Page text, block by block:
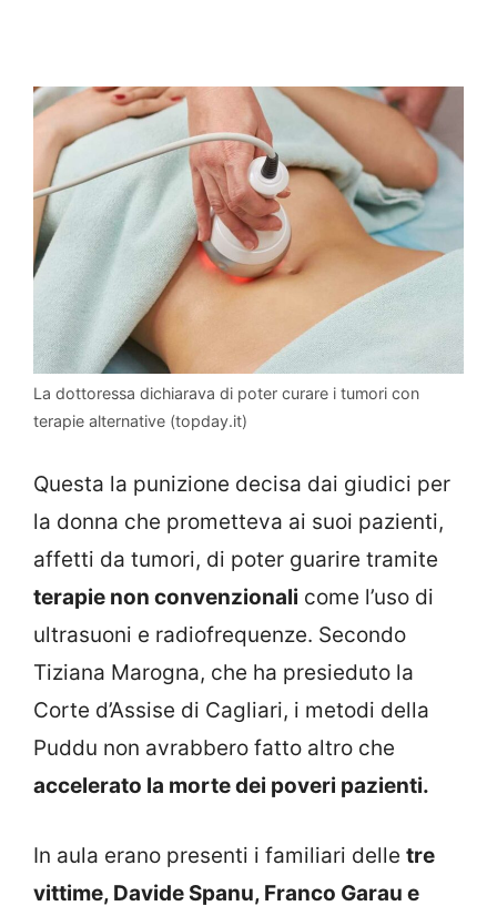
La dottoressa dichiarava di poter curare i tumori con
terapie alternative (topday.it)
Questa la punizione decisa dai giudici per
la donna che prometteva ai suoi pazienti,
affetti da tumori, di poter guarire tramite
terapie non convenzionali come l’uso di
ultrasuoni e radiofrequenze. Secondo
Tiziana Marogna, che ha presieduto la
Corte d’Assise di Cagliari, i metodi della
Puddu non avrabbero fatto altro che
accelerato la morte dei poveri pazienti.
In aula erano presenti i familiari delle tre
vittime, Davide Spanu, Franco Garau e